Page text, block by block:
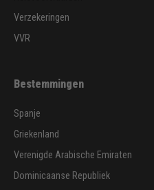
Verzekeringen
VVR
Bestemmingen
Spanje
Griekenland
Verenigde Arabische Emiraten
Dominicaanse Republiek